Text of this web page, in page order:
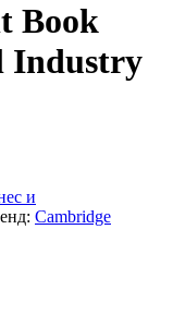
Book
Industry
и
Cambridge